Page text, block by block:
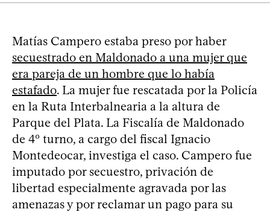
Matías Campero estaba preso por haber
secuestrado en Maldonado a una mujer que
era pareja de un hombre que lo había
estafado. La mujer fue rescatada por la Policía
en la Ruta Interbalnearia a la altura de
Parque del Plata. La Fiscalía de Maldonado
de 4º turno, a cargo del fiscal Ignacio
Montedeocar, investiga el caso. Campero fue
imputado por secuestro, privación de
libertad especialmente agravada por las
amenazas y por reclamar un pago para su